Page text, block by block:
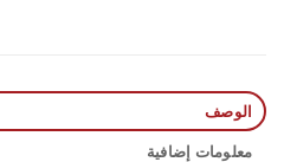
الوصف
معلومات إضافية